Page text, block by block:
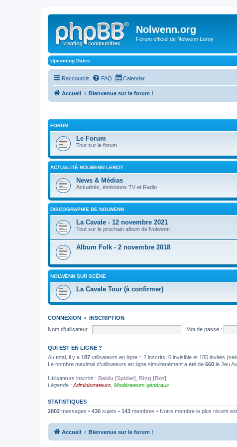
Nolwenn.org
Forum officiel de Nolwenn Leroy
Upcoming Dates
Raccourcis FAQ Calendar
Accueil Bienvenue sur le forum !
FORUM
Le Forum
Tout sur le forum
ACTUALITÉ NOLWENN LEROY
News & Médias
Actualités, émissions TV et Radio
DISCOGRAPHIE DE NOLWENN
La Cavale - 12 novembre 2021
Tout sur le prochain album de Nolwenn
Album Folk - 2 novembre 2018
NOLWENN SUR SCÈNE
La Cavale Tour (à confirmer)
CONNEXION • INSCRIPTION
Nom d’utilisateur :
Mot de passe :
QUI EST EN LIGNE ?
Au total, il y a 187 utilisateurs en ligne :: 2 inscrits, 0 invisible et 185 invités
Le nombre maximal d’utilisateurs en ligne simultanément a été de 660 le Jeu
Utilisateurs inscrits : Baidu [Spider] Bing [Bot]
Légende : Administrateurs Modérateurs généraux
STATISTIQUES
2802 messages • 430 sujets • 143 membres • Notre membre le plus récent est
Accueil Bienvenue sur le forum !